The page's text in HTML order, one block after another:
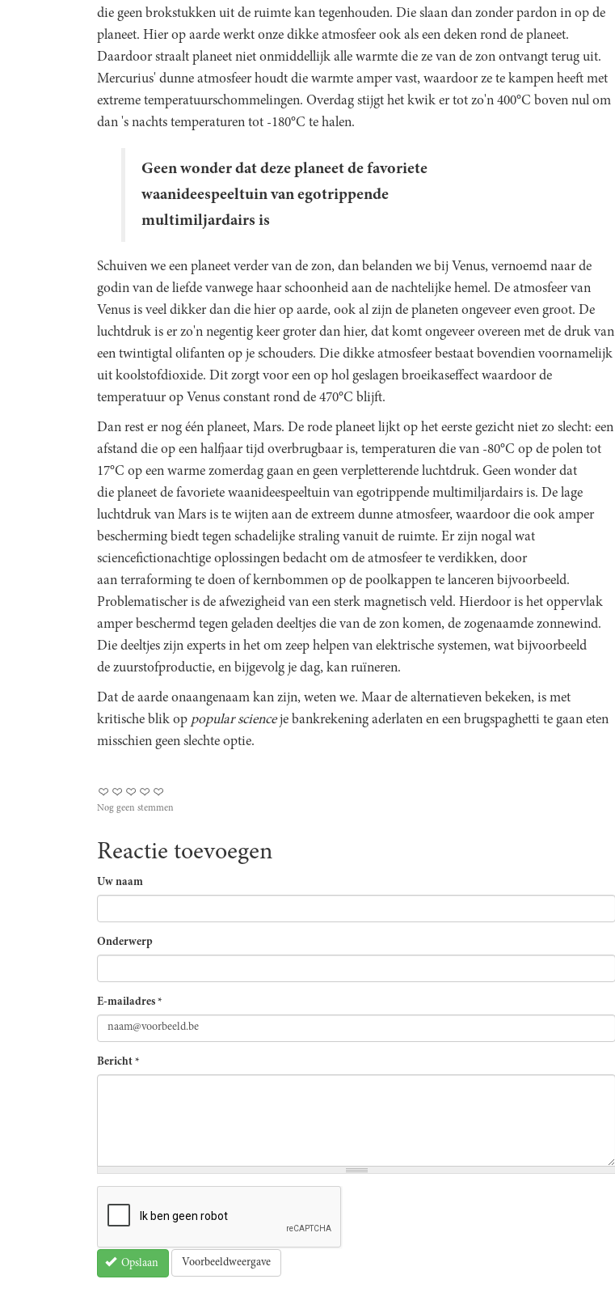
die geen brokstukken uit de ruimte kan tegenhouden. Die slaan dan zonder pardon in op de
planeet. Hier op aarde werkt onze dikke atmosfeer ook als een deken rond de planeet.
Daardoor straalt planeet niet onmiddellijk alle warmte die ze van de zon ontvangt terug uit.
Mercurius' dunne atmosfeer houdt die warmte amper vast, waardoor ze te kampen heeft met
extreme temperatuurschommelingen. Overdag stijgt het kwik er tot zo'n 400°C boven nul om
dan 's nachts temperaturen tot -180°C te halen.
Geen wonder dat deze planeet de favoriete
waanideespeeltuin van egotrippende
multimiljardairs is
Schuiven we een planeet verder van de zon, dan belanden we bij Venus, vernoemd naar de
godin van de liefde vanwege haar schoonheid aan de nachtelijke hemel. De atmosfeer van
Venus is veel dikker dan die hier op aarde, ook al zijn de planeten ongeveer even groot. De
luchtdruk is er zo'n negentig keer groter dan hier, dat komt ongeveer overeen met de druk van
een twintigtal olifanten op je schouders. Die dikke atmosfeer bestaat bovendien voornamelijk
uit koolstofdioxide. Dit zorgt voor een op hol geslagen broeikaseffect waardoor de
temperatuur op Venus constant rond de 470°C blijft.
Dan rest er nog één planeet, Mars. De rode planeet lijkt op het eerste gezicht niet zo slecht: een
afstand die op een halfjaar tijd overbrugbaar is, temperaturen die van -80°C op de polen tot
17°C op een warme zomerdag gaan en geen verpletterende luchtdruk. Geen wonder dat
die planeet de favoriete waanideespeeltuin van egotrippende multimiljardairs is. De lage
luchtdruk van Mars is te wijten aan de extreem dunne atmosfeer, waardoor die ook amper
bescherming biedt tegen schadelijke straling vanuit de ruimte. Er zijn nogal wat
sciencefictionachtige oplossingen bedacht om de atmosfeer te verdikken, door
aan terraforming te doen of kernbommen op de poolkappen te lanceren bijvoorbeeld.
Problematischer is de afwezigheid van een sterk magnetisch veld. Hierdoor is het oppervlak
amper beschermd tegen geladen deeltjes die van de zon komen, de zogenaamde zonnewind.
Die deeltjes zijn experts in het om zeep helpen van elektrische systemen, wat bijvoorbeeld
de zuurstofproductie, en bijgevolg je dag, kan ruïneren.
Dat de aarde onaangenaam kan zijn, weten we. Maar de alternatieven bekeken, is met
kritische blik op popular scienceje bankrekening aderlaten en een brugspaghetti te gaan eten
misschien geen slechte optie.
Nog geen stemmen
Reactie toevoegen
Uw naam
Onderwerp
E-mailadres *
Bericht *
Opslaan Voorbeeldweergave